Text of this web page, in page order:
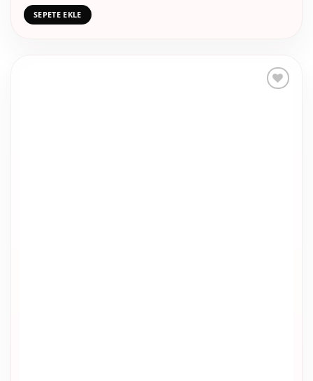
SEPETE EKLE